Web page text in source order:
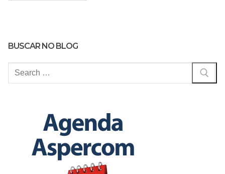
BUSCAR NO BLOG
Pesquisar